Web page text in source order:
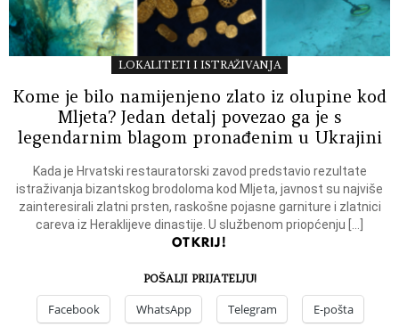
LOKALITETI I ISTRAŽIVANJA
Kome je bilo namijenjeno zlato iz olupine kod
Mljeta? Jedan detalj povezao ga je s
legendarnim blagom pronađenim u Ukrajini
Kada je Hrvatski restauratorski zavod predstavio rezultate
istraživanja bizantskog brodoloma kod Mljeta, javnost su najviše
zainteresirali zlatni prsten, raskošne pojasne garniture i zlatnici
careva iz Heraklijeve dinastije. U službenom priopćenju […]
OTKRIJ!
POŠALJI PRIJATELJU!
Facebook WhatsApp Telegram E-pošta